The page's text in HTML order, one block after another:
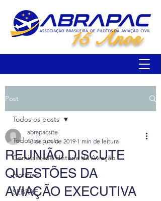
15 Anos
Post
Todos os posts
Comissão de História da Aviação
Notícias
SEBRAE
Todos os posts
REUNIÃO DISCUTE
QUESTÕES DA
AVIAÇÃO EXECUTIVA
abrapacsite
13 de jun. de 2019 1 min de leitura